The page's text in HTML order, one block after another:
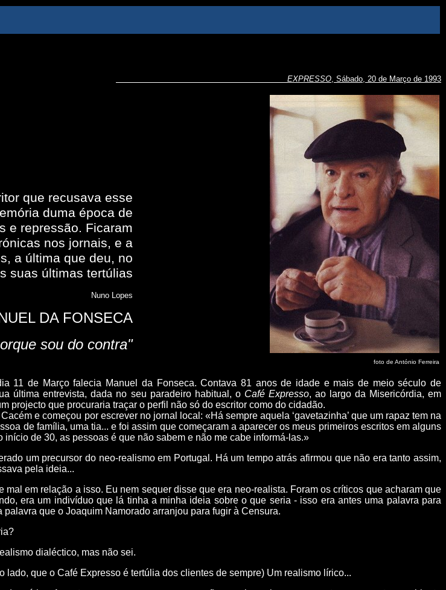
EXPRESSO, Sábado, 20 de Março de 1993
que recusava esse
duma época de
e repressão. Ficaram
nos jornais, e a
a última que deu, no
suas últimas tertúlias
Nuno Lopes
DA FONSECA
sou do contra"
foto de António Ferreira
11 de Março falecia Manuel da Fonseca. Contava 81 anos de idade e mais de meio século de
última entrevista, dada no seu paradeiro habitual, o Café Expresso, ao largo da Misericórdia, em
projecto que procuraria traçar o perfil não só do escritor como do cidadão.
e começou por escrever no jornal local: «Há sempre aquela ‘gavetazinha’ que um rapaz tem na
de família, uma tia... e foi assim que começaram a aparecer os meus primeiros escritos em alguns
de 30, as pessoas é que não sabem e não me cabe informá-las.»
um precursor do neo-realismo em Portugal. Há um tempo atrás afirmou que não era tanto assim,
pela ideia...
mal em relação a isso. Eu nem sequer disse que era neo-realista. Foram os críticos que acharam que
era um indivíduo que lá tinha a minha ideia sobre o que seria - isso era antes uma palavra para
que o Joaquim Namorado arranjou para fugir à Censura.
dialéctico, mas não sei.
lado, que o Café Expresso é tertúlia dos clientes de sempre) Um realismo lírico...